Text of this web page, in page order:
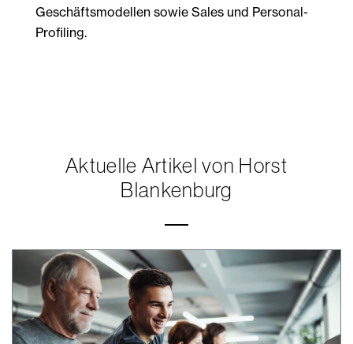
Geschäftsmodellen sowie Sales und Personal-
Profiling.
Aktuelle Artikel von Horst
Blankenburg